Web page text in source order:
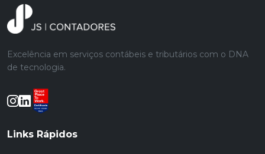
Excelência em serviços contábeis e tributários com o DNA
de tecnologia.
Links Rápidos